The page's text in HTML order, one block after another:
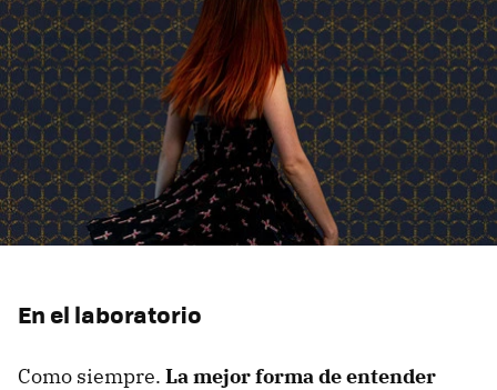
En el laboratorio
Como siempre. La mejor forma de entender